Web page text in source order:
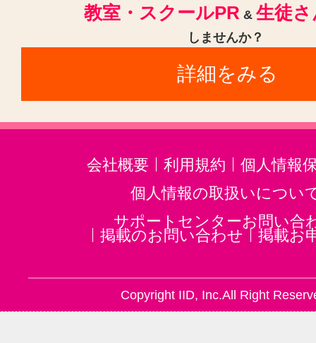
教室・スクールPR & 生徒
しませんか？
詳細をみる
会社概要 利用規約
個人情報
個人情報の取扱いについ
サポートセンターお問い合
掲載のお問い合わせ
掲載お
Copyright IID, Inc.All Right